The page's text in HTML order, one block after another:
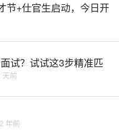
节+仕官生启动，今日开
试？试试这3步精准匹
天前
2 年前